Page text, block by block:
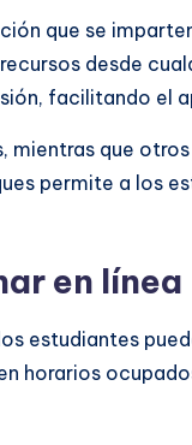
que se
desde
facilitando el
que
permite a los
en línea
estudiantes
horarios